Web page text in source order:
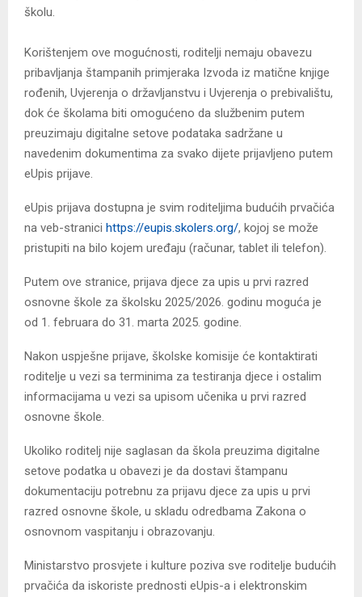
školu.
Korištenjem ove mogućnosti, roditelji nemaju obavezu
pribavljanja štampanih primjeraka Izvoda iz matične knjige
rođenih, Uvjerenja o državljanstvu i Uvjerenja o prebivalištu,
dok će školama biti omogućeno da službenim putem
preuzimaju digitalne setove podataka sadržane u
navedenim dokumentima za svako dijete prijavljeno putem
eUpis prijave.
eUpis prijava dostupna je svim roditeljima budućih prvačića
na veb-stranici https://eupis.skolers.org/, kojoj se može
pristupiti na bilo kojem uređaju (računar, tablet ili telefon).
Putem ove stranice, prijava djece za upis u prvi razred
osnovne škole za školsku 2025/2026. godinu moguća je
od 1. februara do 31. marta 2025. godine.
Nakon uspješne prijave, školske komisije će kontaktirati
roditelje u vezi sa terminima za testiranja djece i ostalim
informacijama u vezi sa upisom učenika u prvi razred
osnovne škole.
Ukoliko roditelj nije saglasan da škola preuzima digitalne
setove podatka u obavezi je da dostavi štampanu
dokumentaciju potrebnu za prijavu djece za upis u prvi
razred osnovne škole, u skladu odredbama Zakona o
osnovnom vaspitanju i obrazovanju.
Ministarstvo prosvjete i kulture poziva sve roditelje budućih
prvačića da iskoriste prednosti eUpis-a i elektronskim